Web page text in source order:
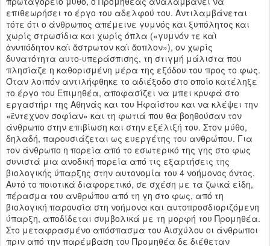
επιθεωρήσει το έργο του αδελφού του. Αντιλαμβάνεται
τότε ότι ο άνθρωπος απέμεινε γυμνός και ξυπόλητος και
χωρίς στρωσίδια και χωρίς όπλα («γυμνόν τε καὶ
ἀνυπόδητον καὶ ἄστρωτον καὶ ἄοπλον»), ον χωρίς
δυνατότητα αυτο-υπεράσπισης, τη στιγμή μάλιστα που
πλησίαζε η καθορισμένη μέρα της εξόδου του προς το φως.
Όταν λοιπόν αντιλήφθηκε το αδιέξοδο στο οποίο κατέληξε
το έργο του Επιμηθέα, αποφασίζει να μπει κρυφά στο
εργαστήρι της Αθηνάς και του Ηφαίστου και να κλέψει την
«ἔντεχνον σοφίαν» και τη φωτιά που θα βοηθούσαν τον
άνθρωπο στην επιβίωση και στην εξέλιξή του. Στον μύθο,
δηλαδή, παρουσιάζεται ως ευεργέτης του ανθρώπου. Για
τον άνθρωπο η πορεία από το εσωτερικό της γης στο φως
συνιστά μια ανοδική πορεία από τις εξαρτήσεις της
βιολογικής ύπαρξης στην αυτονομία του 4 νοήμονος όντος.
Αυτό το ποιοτικά διαφορετικό, σε σχέση με τα ζωικά είδη,
πέρασμα του ανθρώπου από τη γη στο φως, από τη
βιολογική παρουσία στη νοήμονα και αυτοπροσδιοριζόμενη
ύπαρξη, αποδίδεται συμβολικά με τη μορφή του Προμηθέα.
Στο μεταφρασμένο απόσπασμα του Αισχύλου οι άνθρωποι
πριν από την παρέμβαση του Προμηθέα δε διέθεταν